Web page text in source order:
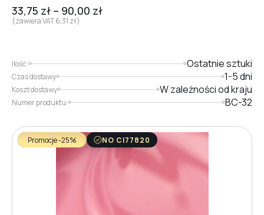
33,75 zł – 90,00 zł
(zawiera VAT6,31 zł)
Ilość: Ostatnie sztuki
Czas dostawy 1-5 dni
Koszt dostawy W zależności od kraju
Numer produktu: BC-32
Promocje -25% NO CI77820